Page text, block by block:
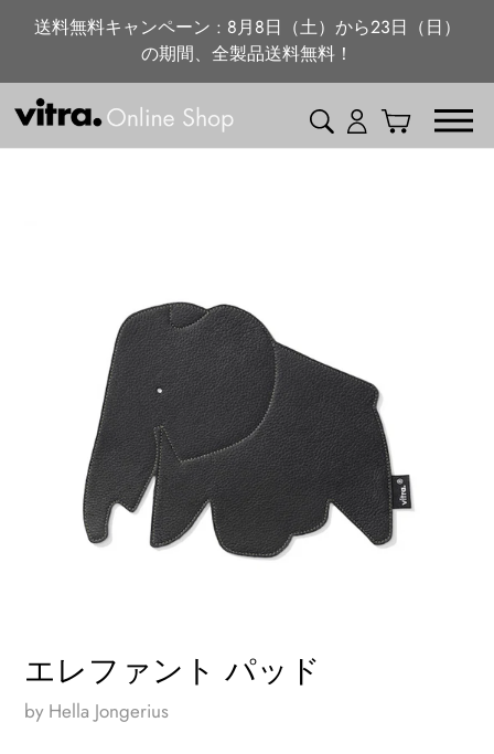
ン
送料無料キャンペーン : 8月8日（土）から23日（日）
の期間、全製品送料無料！
検索 ログインカート
エレファント パッド
by Hella Jongerius